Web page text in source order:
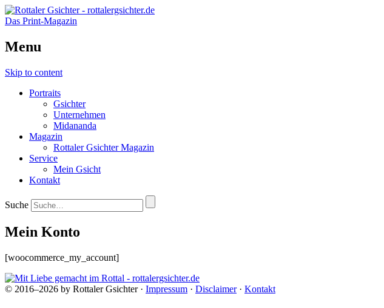
Das Print-Magazin
Menu
Skip to content
Portraits
Gsichter
Unternehmen
Midananda
Magazin
Rottaler Gsichter Magazin
Service
Mein Gsicht
Kontakt
Suche
Mein Konto
[woocommerce_my_account]
© 2016–2026 by Rottaler Gsichter · Impressum · Disclaimer· Kontakt